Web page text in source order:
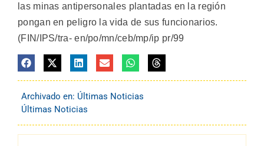
las minas antipersonales plantadas en la región
pongan en peligro la vida de sus funcionarios.
(FIN/IPS/tra- en/po/mn/ceb/mp/ip pr/99
Archivado en: Últimas Noticias
Últimas Noticias